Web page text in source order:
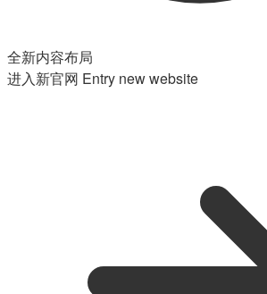
全新内容布局
进入新官网 Entry new website